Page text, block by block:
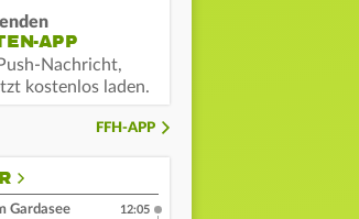
APP
Nachricht,
kostenlos laden.
FFH-APP
Gardasee
12:05